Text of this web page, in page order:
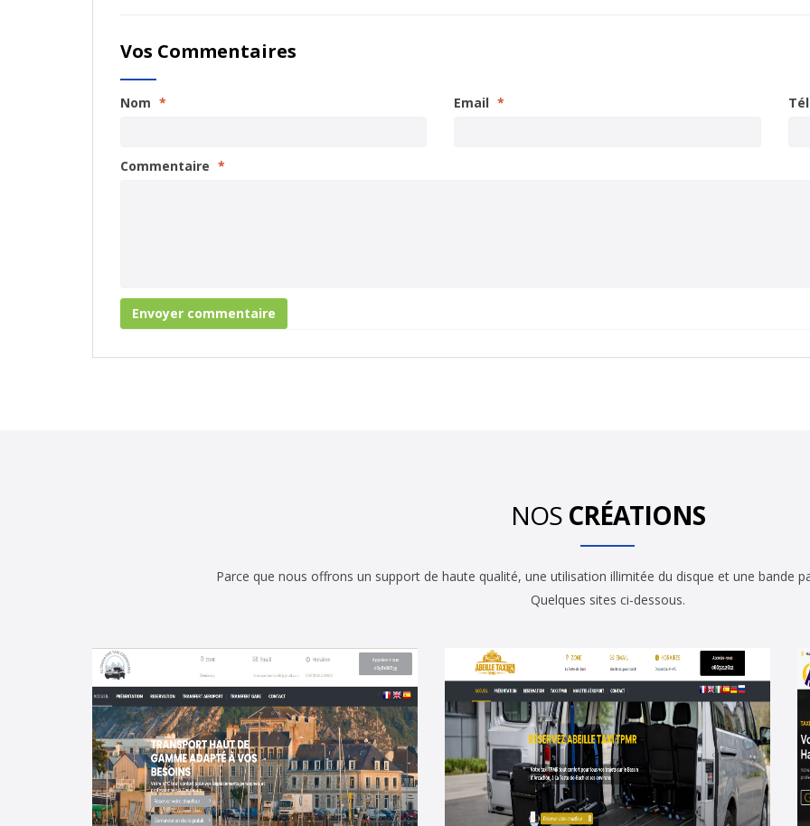
Vos Commentaires
Nom * Email *
Commentaire *
NOS CRÉATIONS
Parce que nous offrons un support de haute qualité, une utilisation illimitée du disque et une bande
Quelques sites ci-dessous.